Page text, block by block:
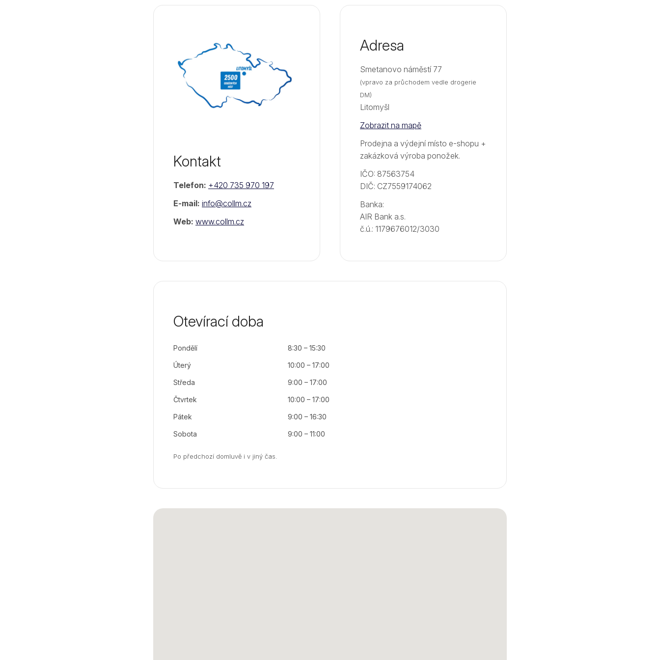
Kontakt
Telefon: +420 735 970 197
E-mail: info@collm.cz
Web: www.collm.cz
Adresa
Smetanovo náměstí 77
(vpravo za průchodem vedle drogerie
DM)
Litomyšl
Zobrazit na mapě
Prodejna a výdejní místo e-shopu +
zakázková výroba ponožek.
IČO: 87563754
DIČ: CZ7559174062
Banka:
AIR Bank a.s.
č.ú.: 1179676012/3030
Otevírací doba
Pondělí 8:30 – 15:30
Úterý 10:00 – 17:00
Středa 9:00 – 17:00
Čtvrtek 10:00 – 17:00
Pátek 9:00 – 16:30
Sobota 9:00 – 11:00
Po předchozí domluvě i v jiný čas.